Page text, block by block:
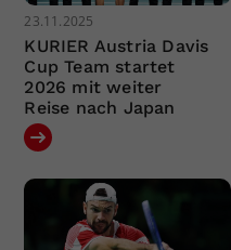
23.11.2025
KURIER Austria Davis
Cup Team startet
2026 mit weiter
Reise nach Japan